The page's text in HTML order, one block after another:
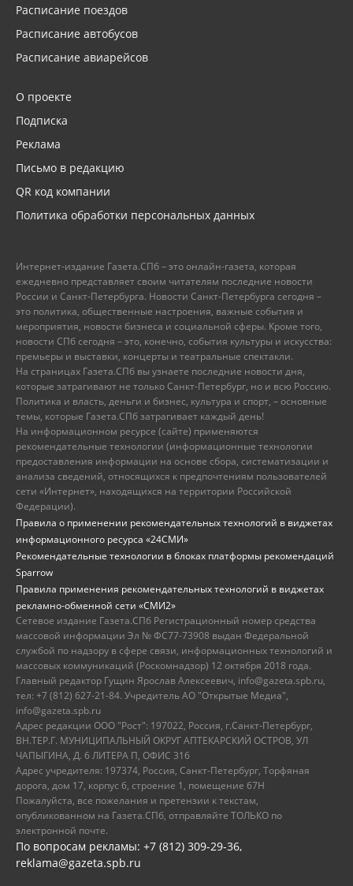
Расписание поездов
Расписание автобусов
Расписание авиарейсов
О проекте
Подписка
Реклама
Письмо в редакцию
QR код компании
Политика обработки персональных данных
Интернет-издание Газета.СПб – это онлайн-газета, которая
ежедневно представляет своим читателям последние новости
России и Санкт-Петербурга. Новости Санкт-Петербурга сегодня –
это политика, общественные настроения, важные события и
мероприятия, новости бизнеса и социальной сферы. Кроме того,
новости СПб сегодня – это, конечно, события культуры и искусства:
премьеры и выставки, концерты и театральные спектакли.
На страницах Газета.СПб вы узнаете последние новости дня,
которые затрагивают не только Санкт-Петербург, но и всю Россию.
Политика и власть, деньги и бизнес, культура и спорт, – основные
темы, которые Газета.СПб затрагивает каждый день!
На информационном ресурсе (сайте) применяются
рекомендательные технологии (информационные технологии
предоставления информации на основе сбора, систематизации и
анализа сведений, относящихся к предпочтениям пользователей
сети «Интернет», находящихся на территории Российской
Федерации).
Правила о применении рекомендательных технологий в виджетах
информационного ресурса «24СМИ»
Рекомендательные технологии в блоках платформы рекомендаций
Sparrow
Правила применения рекомендательных технологий в виджетах
рекламно-обменной сети «СМИ2»
Сетевое издание Газета.СПб Регистрационный номер средства
массовой информации Эл № ФС77-73908 выдан Федеральной
службой по надзору в сфере связи, информационных технологий и
массовых коммуникаций (Роскомнадзор) 12 октября 2018 года.
Главный редактор Гущин Ярослав Алексеевич, info@gazeta.spb.ru,
тел: +7 (812) 627-21-84. Учредитель АО "Открытые Медиа",
info@gazeta.spb.ru
Адрес редакции ООО "Рост": 197022, Россия, г.Санкт-Петербург,
ВН.ТЕР.Г. МУНИЦИПАЛЬНЫЙ ОКРУГ АПТЕКАРСКИЙ ОСТРОВ, УЛ
ЧАПЫГИНА, Д. 6 ЛИТЕРА П, ОФИС 316
Адрес учредителя: 197374, Россия, Санкт-Петербург, Торфяная
дорога, дом 17, корпус 6, строение 1, помещение 67Н
Пожалуйста, все пожелания и претензии к текстам,
опубликованном на Газета.СПб, отправляйте ТОЛЬКО по
электронной почте.
По вопросам рекламы: +7 (812) 309-29-36,
reklama@gazeta.spb.ru